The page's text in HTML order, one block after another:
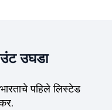
उघडा
भारताचे पहिले लिस्टेड